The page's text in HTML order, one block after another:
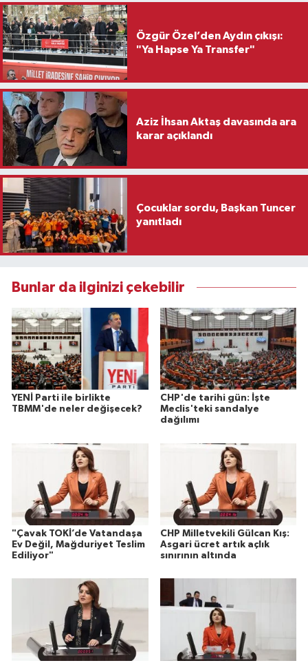
Özgür Özel’den Aydın çıkışı:
"Ya Hapse Ya Transfer"
Aziz İhsan Aktaş davasında ara
karar açıklandı
Çocuklar sordu, Başkan Tuncer
yanıtladı
Bunlar da ilginizi çekebilir
YENİ Parti ile birlikte
TBMM'de neler değişecek?
CHP'de tarihi gün: İşte
Meclis'teki sandalye
dağılımı
"Çavak TOKİ’de Vatandaşa
Ev Değil, Mağduriyet Teslim
Ediliyor"
CHP Milletvekili Gülcan Kış:
Asgari ücret artık açlık
sınırının altında